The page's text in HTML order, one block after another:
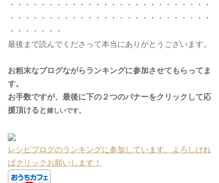
・・・・・・・・・・・・・・・・・・・・・・・・・・
・・・・・・・・・・・・・・・・・・・・・・・・・・
・・・・・・・
最後まで読んでくださって本当にありがとうございます。
お粗末なブログながらランキングに参加させてもらってま
す。
お手数ですが、最後に下の２つのバナーをクリックして応
援頂けると嬉しいです。
レシピブログのランキングに参加しています。よろしけれ
ばクリックお願いします！